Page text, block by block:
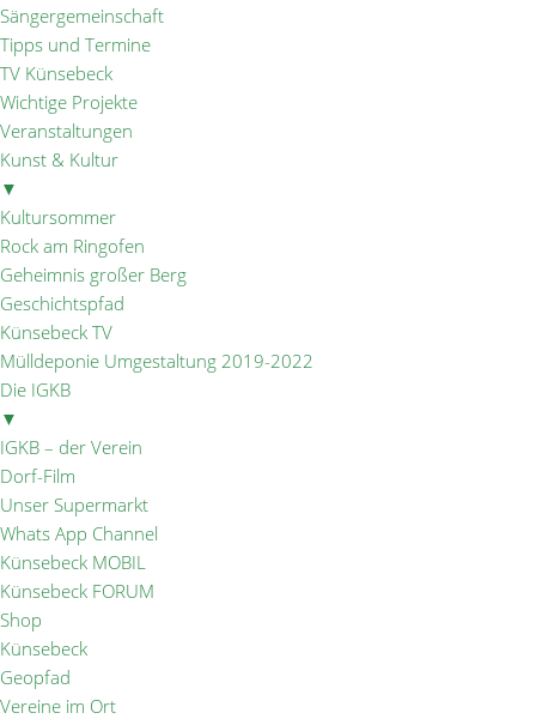
Sängergemeinschaft
Tipps und Termine
TV Künsebeck
Wichtige Projekte
Veranstaltungen
Kunst & Kultur
▼
Kultursommer
Rock am Ringofen
Geheimnis großer Berg
Geschichtspfad
Künsebeck TV
Mülldeponie Umgestaltung 2019-2022
Die IGKB
▼
IGKB – der Verein
Dorf-Film
Unser Supermarkt
Whats App Channel
Künsebeck MOBIL
Künsebeck FORUM
Shop
Künsebeck
Geopfad
Vereine im Ort